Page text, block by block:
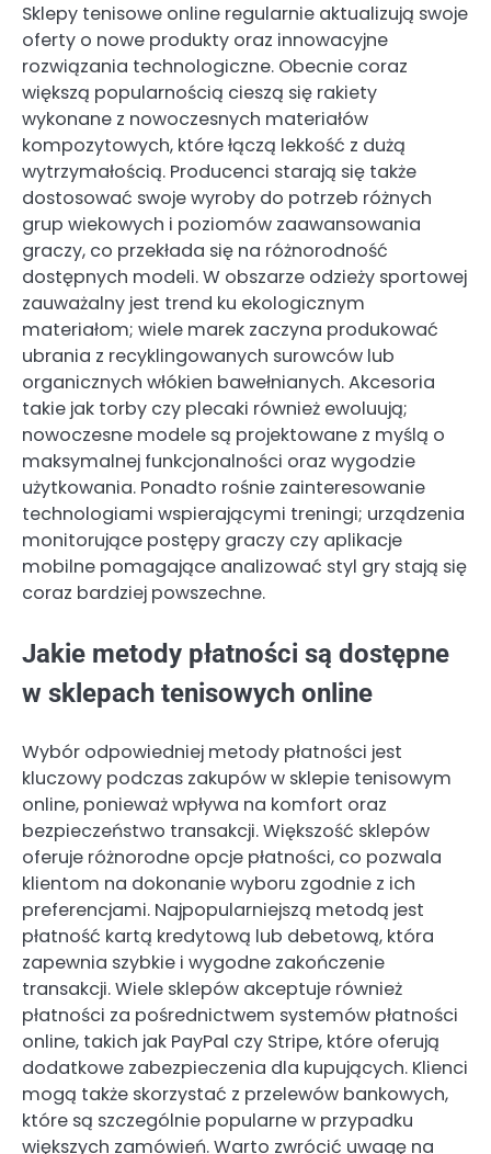
Sklepy tenisowe online regularnie aktualizują swoje
oferty o nowe produkty oraz innowacyjne
rozwiązania technologiczne. Obecnie coraz
większą popularnością cieszą się rakiety
wykonane z nowoczesnych materiałów
kompozytowych, które łączą lekkość z dużą
wytrzymałością. Producenci starają się także
dostosować swoje wyroby do potrzeb różnych
grup wiekowych i poziomów zaawansowania
graczy, co przekłada się na różnorodność
dostępnych modeli. W obszarze odzieży sportowej
zauważalny jest trend ku ekologicznym
materiałom; wiele marek zaczyna produkować
ubrania z recyklingowanych surowców lub
organicznych włókien bawełnianych. Akcesoria
takie jak torby czy plecaki również ewoluują;
nowoczesne modele są projektowane z myślą o
maksymalnej funkcjonalności oraz wygodzie
użytkowania. Ponadto rośnie zainteresowanie
technologiami wspierającymi treningi; urządzenia
monitorujące postępy graczy czy aplikacje
mobilne pomagające analizować styl gry stają się
coraz bardziej powszechne.
Jakie metody płatności są dostępne
w sklepach tenisowych online
Wybór odpowiedniej metody płatności jest
kluczowy podczas zakupów w sklepie tenisowym
online, ponieważ wpływa na komfort oraz
bezpieczeństwo transakcji. Większość sklepów
oferuje różnorodne opcje płatności, co pozwala
klientom na dokonanie wyboru zgodnie z ich
preferencjami. Najpopularniejszą metodą jest
płatność kartą kredytową lub debetową, która
zapewnia szybkie i wygodne zakończenie
transakcji. Wiele sklepów akceptuje również
płatności za pośrednictwem systemów płatności
online, takich jak PayPal czy Stripe, które oferują
dodatkowe zabezpieczenia dla kupujących. Klienci
mogą także skorzystać z przelewów bankowych,
które są szczególnie popularne w przypadku
większych zamówień. Warto zwrócić uwagę na